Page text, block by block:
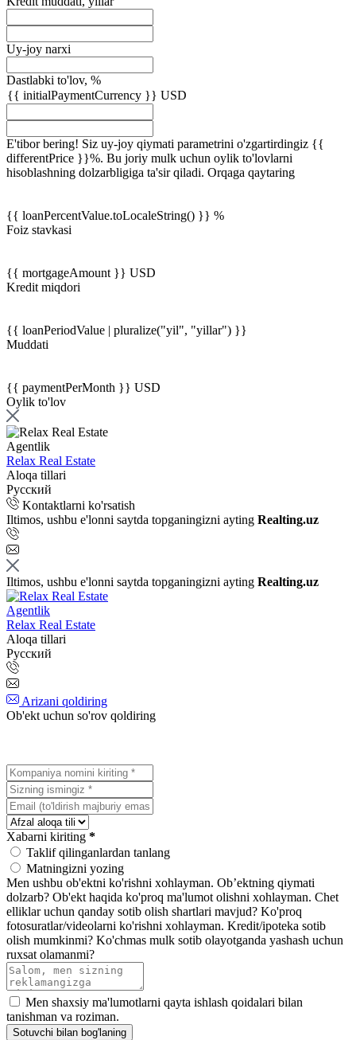
Uy-joy narxi
Dastlabki to'lov, %
{{ initialPaymentCurrency }} USD
E'tibor bering! Siz uy-joy qiymati parametrini o'zgartirdingiz {{
differentPrice }}%. Bu joriy mulk uchun oylik to'lovlarni
hisoblashning dolzarbligiga ta'sir qiladi. Orqaga qaytaring
{{ loanPercentValue.toLocaleString() }} %
Foiz stavkasi
{{ mortgageAmount }} USD
Kredit miqdori
{{ loanPeriodValue | pluralize("yil", "yillar") }}
Muddati
{{ paymentPerMonth }} USD
Oylik to'lov
Agentlik
Relax Real Estate
Aloqa tillari
Русский
Kontaktlarni ko'rsatish
Iltimos, ushbu e'lonni saytda topganingizni ayting Realting.uz
Iltimos, ushbu e'lonni saytda topganingizni ayting Realting.uz
Agentlik
Relax Real Estate
Aloqa tillari
Русский
Arizani qoldiring
Ob'ekt uchun so'rov qoldiring
Xabarni kiriting *
Taklif qilinganlardan tanlang
Matningizni yozing
Men ushbu ob'ektni ko'rishni xohlayman. Ob’ektning qiymati
dolzarb? Ob'ekt haqida ko'proq ma'lumot olishni xohlayman. Chet
elliklar uchun qanday sotib olish shartlari mavjud? Ko'proq
fotosuratlar/videolarni ko'rishni xohlayman. Kredit/ipoteka sotib
olish mumkinmi? Ko'chmas mulk sotib olayotganda yashash uchun
ruxsat olamanmi?
Men shaxsiy ma'lumotlarni qayta ishlash qoidalari bilan
tanishman va roziman.
Sotuvchi bilan bog'laning